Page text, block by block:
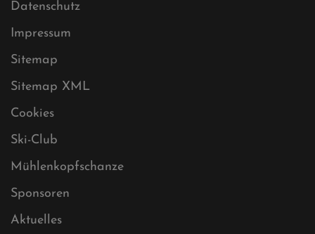
Datenschutz
Impressum
Sitemap
Sitemap XML
Cookies
Ski-Club
Mühlenkopfschanze
Sponsoren
Aktuelles